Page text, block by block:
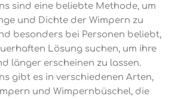
sind eine beliebte Methode, um
und Dichte der Wimpern zu
besonders bei Personen beliebt,
Lösung suchen, um ihre
länger erscheinen zu lassen.
gibt es in verschiedenen Arten,
und Wimpernbüschel, die